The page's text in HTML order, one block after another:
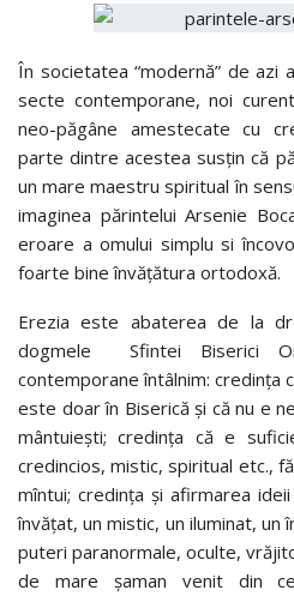
În societatea “modernă” de azi
secte contemporane, noi
neo-păgâne amestecate cu
parte dintre acestea susțin că
un mare maestru spiritual în
imaginea părintelui Arsenie
eroare a omului simplu si
foarte bine învăţătura ortodoxă.
Erezia este abaterea de la
dogmele Sfintei Biserici
contemporane întâlnim: credinţa
este doar în Biserică şi că nu e
mântuieşti; credinţa că e
credincios, mistic, spiritual etc.,
mîntui; credinţa şi afirmarea
învăţat, un mistic, un iluminat, un
puteri paranormale, oculte,
de mare şaman venit din